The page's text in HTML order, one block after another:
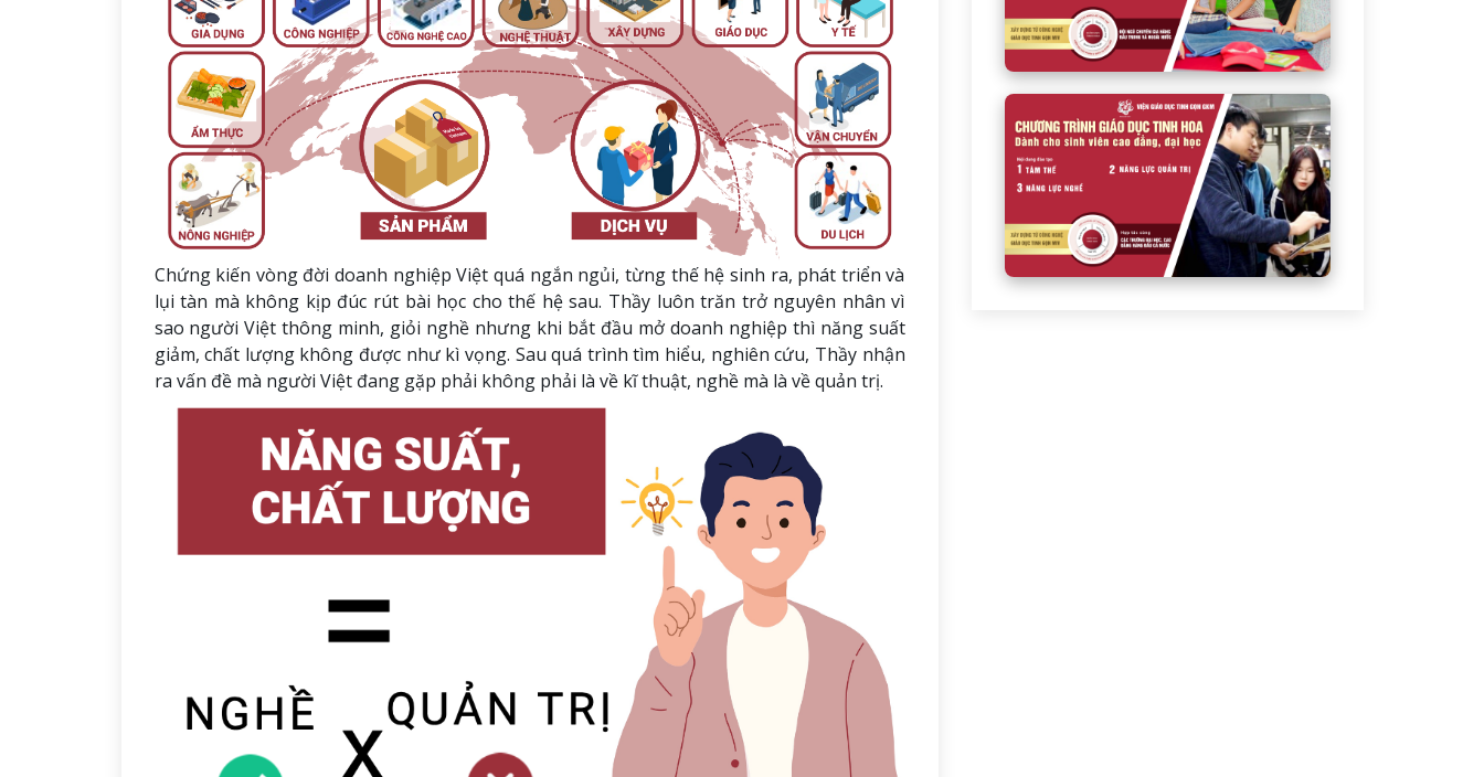
Chứng kiến vòng đời doanh nghiệp Việt quá ngắn ngủi, từng thế hệ sinh ra, phát triển và
lụi tàn mà không kịp đúc rút bài học cho thế hệ sau. Thầy luôn trăn trở nguyên nhân vì
sao người Việt thông minh, giỏi nghề nhưng khi bắt đầu mở doanh nghiệp thì năng suất
giảm, chất lượng không được như kì vọng. Sau quá trình tìm hiểu, nghiên cứu, Thầy nhận
ra vấn đề mà người Việt đang gặp phải không phải là về kĩ thuật, nghề mà là về quản trị.